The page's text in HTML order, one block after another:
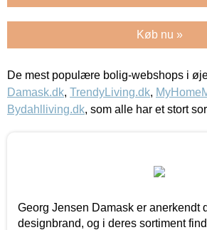
Køb nu »
De mest populære bolig-webshops i
Damask.dk, TrendyLiving.dk,
Bydahlliving.dk, som alle har et stort
Georg Jensen Damask er anerkendt
designbrand, og i deres sortiment